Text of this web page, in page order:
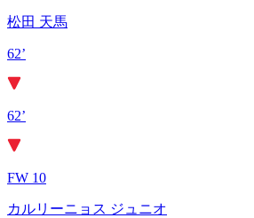
松田 天馬
62’
62’
FW 10
カルリーニョス ジュニオ